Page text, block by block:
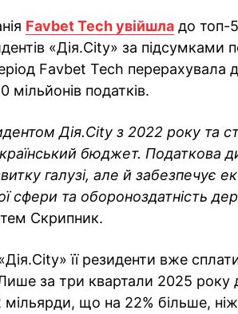
Favbet Tech увійшла до топ-
«Дія.City» за підсумками
Favbet Tech перерахувала
податків.
Дія.City з 2022 року та
бюджет. Податкова
галузі, але й забезпечує
сфери та обороноздатність
Скрипник.
її резиденти вже
Лише за три квартали 2025
що на 22% більше,